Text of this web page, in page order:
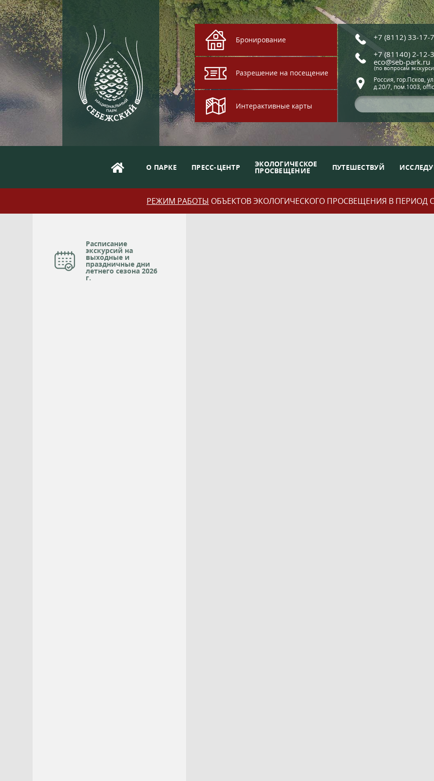
Бронирование
Разрешение на посещение
Интерактивные карты
+7 (8112) 33-17-
+7 (81140) 2-12-
eco@seb-park.ru
(по вопросам
Россия, гор.Псков,
д.20/7, пом.1003,
О ПАРКЕ ПРЕСС-ЦЕНТР ЭКОЛОГИЧЕСКОЕ
ПРОСВЕЩЕНИЕ ПУТЕШЕСТВУЙ
РЕЖИМ РАБОТЫ ОБЪЕКТОВ ЭКОЛОГИЧЕСКОГО ПРОСВЕЩЕНИЯ В ПЕРИОД С
Расписание
экскурсий на
выходные и
праздничные дни
летнего сезона 2026
г.